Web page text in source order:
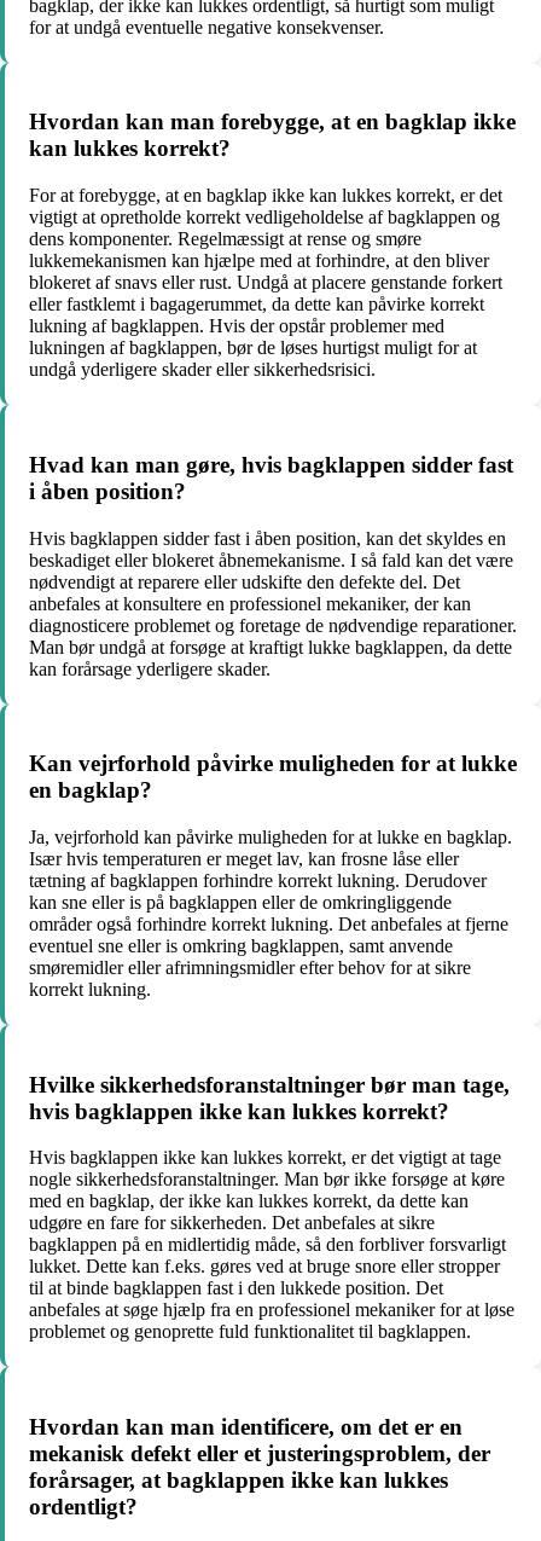
bagklap, der ikke kan lukkes ordentligt, så hurtigt som muligt
for at undgå eventuelle negative konsekvenser.
Hvordan kan man forebygge, at en bagklap ikke
kan lukkes korrekt?
For at forebygge, at en bagklap ikke kan lukkes korrekt, er det
vigtigt at opretholde korrekt vedligeholdelse af bagklappen og
dens komponenter. Regelmæssigt at rense og smøre
lukkemekanismen kan hjælpe med at forhindre, at den bliver
blokeret af snavs eller rust. Undgå at placere genstande forkert
eller fastklemt i bagagerummet, da dette kan påvirke korrekt
lukning af bagklappen. Hvis der opstår problemer med
lukningen af ​​bagklappen, bør de løses hurtigst muligt for at
undgå yderligere skader eller sikkerhedsrisici.
Hvad kan man gøre, hvis bagklappen sidder fast
i åben position?
Hvis bagklappen sidder fast i åben position, kan det skyldes en
beskadiget eller blokeret åbnemekanisme. I så fald kan det være
nødvendigt at reparere eller udskifte den defekte del. Det
anbefales at konsultere en professionel mekaniker, der kan
diagnosticere problemet og foretage de nødvendige reparationer.
Man bør undgå at forsøge at kraftigt lukke bagklappen, da dette
kan forårsage yderligere skader.
Kan vejrforhold påvirke muligheden for at lukke
en bagklap?
Ja, vejrforhold kan påvirke muligheden for at lukke en bagklap.
Især hvis temperaturen er meget lav, kan frosne låse eller
tætning af bagklappen forhindre korrekt lukning. Derudover
kan sne eller is på bagklappen eller de omkringliggende
områder også forhindre korrekt lukning. Det anbefales at fjerne
eventuel sne eller is omkring bagklappen, samt anvende
smøremidler eller afrimningsmidler efter behov for at sikre
korrekt lukning.
Hvilke sikkerhedsforanstaltninger bør man tage,
hvis bagklappen ikke kan lukkes korrekt?
Hvis bagklappen ikke kan lukkes korrekt, er det vigtigt at tage
nogle sikkerhedsforanstaltninger. Man bør ikke forsøge at køre
med en bagklap, der ikke kan lukkes korrekt, da dette kan
udgøre en fare for sikkerheden. Det anbefales at sikre
bagklappen på en midlertidig måde, så den forbliver forsvarligt
lukket. Dette kan f.eks. gøres ved at bruge snore eller stropper
til at binde bagklappen fast i den lukkede position. Det
anbefales at søge hjælp fra en professionel mekaniker for at løse
problemet og genoprette fuld funktionalitet til bagklappen.
Hvordan kan man identificere, om det er en
mekanisk defekt eller et justeringsproblem, der
forårsager, at bagklappen ikke kan lukkes
ordentligt?